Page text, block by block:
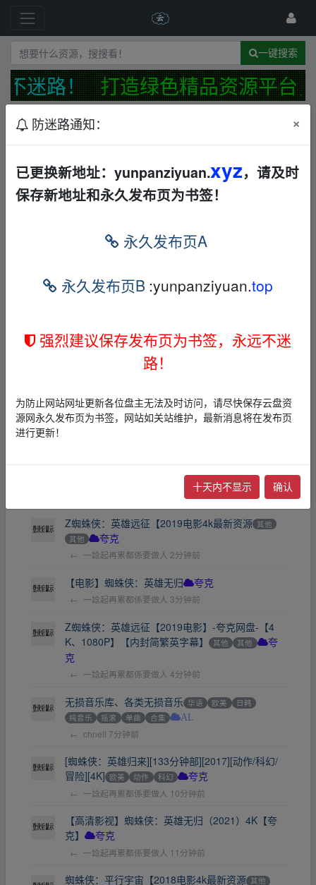
一键搜索
迷路！ 打造绿色精品资源平台
最新 精华 发布规范
网站【反馈】【建议】【投诉】综合接受处理帖
📢
← 13477835830 18天前
枪战 夸克
超凡蜘蛛侠【1080P/4K】【英语中字】 夸克
蜘蛛侠：英雄远征2160premux(2019) 日本
夸克
一諗起再累都係要做人
← 一諗起再累都係要做人 1分钟前
蜘蛛侠.英雄远征🔥🔥夸克盘 夸克
2分钟前
Z蜘蛛侠：英雄远征【2019电影4k最新资源 其他
其他
夸克
← 一諗起再累都係要做人 2分钟前
【电影】蜘蛛侠：英雄无归 夸克
← 一諗起再累都係要做人 3分钟前
Z蜘蛛侠：英雄远征【2019电影】-夸克网盘-【4
K、1080P】【内封简繁英字幕】
其他 其他
夸
克
← 一諗起再累都係要做人 4分钟前
无损音乐库、各类无损音乐 华语 欧美
日韩
纯音乐
摇滚 单曲 合集 AL
← chneil 7分钟前
[蜘蛛侠：英雄归来][133分钟部][2017][动作/科幻/
冒险][4K] 欧美 动作 科幻 夸克
← 一諗起再累都係要做人 10分钟前
【高清影视】蜘蛛侠：英雄无归（2021）4K【夸
克】
夸克
← 一諗起再累都係要做人 11分钟前
蜘蛛侠：平行宇宙【2018电影4k最新资源 其他
防迷路通知： ×
已更换新地址：yunpanziyuan.xyz，请及时
保存新地址和永久发布页为书签！
永久发布页A
永久发布页B :yunpanziyuan.top
强烈建议保存发布页为书签，永远不迷
路！
为防止网站网址更新各位盘主无法及时访问，请尽快保存云盘资
源网永久发布页为书签，网站如关站维护，最新消息将在发布页
进行更新！
十天内不显示 确认